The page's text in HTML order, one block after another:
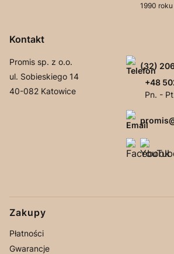
1990 roku
Kontakt
Promis sp. z o.o.
ul. Sobieskiego 14
40-082 Katowice
(32)
+48
Pn. -
Zakupy
Płatności
Gwarancje